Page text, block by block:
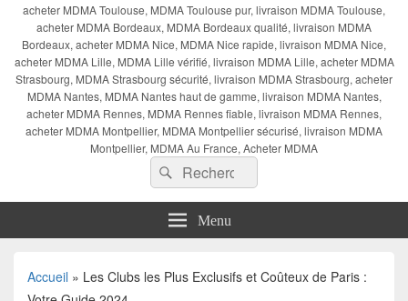
acheter MDMA Toulouse, MDMA Toulouse pur, livraison MDMA Toulouse,
acheter MDMA Bordeaux, MDMA Bordeaux qualité, livraison MDMA
Bordeaux, acheter MDMA Nice, MDMA Nice rapide, livraison MDMA Nice,
acheter MDMA Lille, MDMA Lille vérifié, livraison MDMA Lille, acheter MDMA
Strasbourg, MDMA Strasbourg sécurité, livraison MDMA Strasbourg, acheter
MDMA Nantes, MDMA Nantes haut de gamme, livraison MDMA Nantes,
acheter MDMA Rennes, MDMA Rennes fiable, livraison MDMA Rennes,
acheter MDMA Montpellier, MDMA Montpellier sécurisé, livraison MDMA
Montpellier, MDMA Au France, Acheter MDMA
Recherche :
Rechercher
Menu
Accueil » Les Clubs les Plus Exclusifs et Coûteux de Paris :